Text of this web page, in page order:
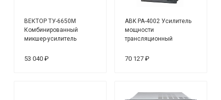
ВЕКТОР ТУ-6650М
Комбинированный
микшер-усилитель
53 040 ₽
ABK PA-4002 Усилитель
мощности
трансляционный
70 127 ₽